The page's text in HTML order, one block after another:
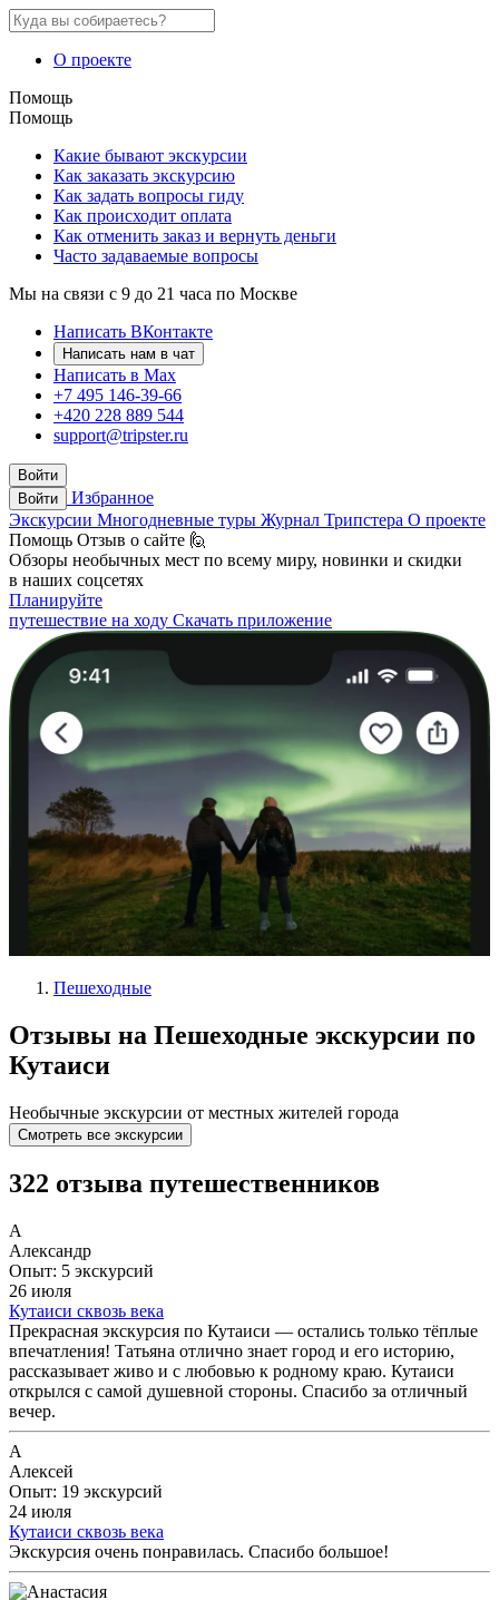
О проекте
Помощь
Помощь
Какие бывают экскурсии
Как заказать экскурсию
Как задать вопросы гиду
Как происходит оплата
Как отменить заказ и вернуть деньги
Часто задаваемые вопросы
Мы на связи с 9 до 21 часа по Москве
Написать ВКонтакте
Написать нам в чат
Написать в Max
+7 495 146-39-66
+420 228 889 544
support@tripster.ru
Войти
Войти
Избранное
Экскурсии Многодневные туры Журнал Трипстера О проекте
Помощь Отзыв о сайте 🙋
Обзоры необычных мест по всему миру, новинки и скидки
в наших соцсетях
Планируйте
путешествие на ходу Скачать приложение
Пешеходные
Отзывы на Пешеходные экскурсии по
Кутаиси
Необычные экскурсии от местных жителей города
Смотреть все экскурсии
322 отзыва путешественников
А
Александр
Опыт: 5 экскурсий
26 июля
Кутаиси сквозь века
Прекрасная экскурсия по Кутаиси — остались только тёплые
впечатления! Татьяна отлично знает город и его историю,
рассказывает живо и с любовью к родному краю. Кутаиси
открылся с самой душевной стороны. Спасибо за отличный
вечер.
А
Алексей
Опыт: 19 экскурсий
24 июля
Кутаиси сквозь века
Экскурсия очень понравилась. Спасибо большое!